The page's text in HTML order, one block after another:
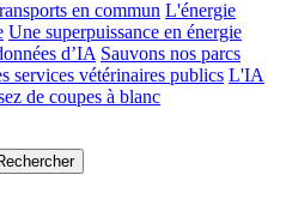
en commun L'énergie
Une superpuissance en énergie
d’IA Sauvons nos parcs
services vétérinaires publics L'IA
de coupes à blanc